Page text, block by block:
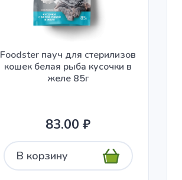
Foodster пауч для стерилизов
кошек белая рыба кусочки в
желе 85г
83.00 ₽
В корзину